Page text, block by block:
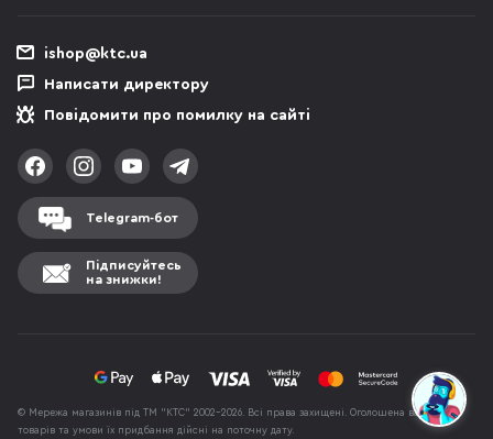
ishop@ktc.ua
Написати директору
Повідомити про помилку на сайті
Telegram-бот
Підписуйтесь
на знижки!
© Мережа магазинів під ТМ "КТС" 2002-2026. Всі права захищені. Оголошена вартість
товарів та умови їх придбання дійсні на поточну дату.